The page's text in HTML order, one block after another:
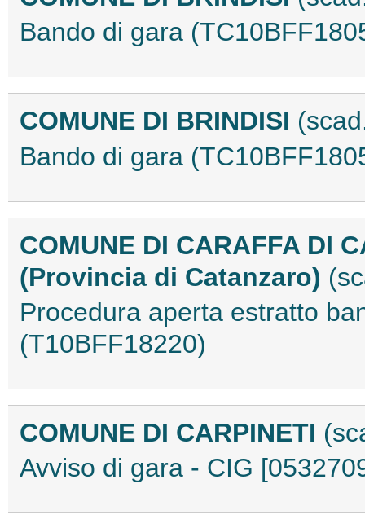
Bando di gara
COMUNE DI BRINDISI
Bando di gara
COMUNE DI CARAFFA DI
(Provincia di Catanzaro)
Procedura aperta estratto
(T10BFF18220)
COMUNE DI CARPINETI
Avviso di gara - CIG